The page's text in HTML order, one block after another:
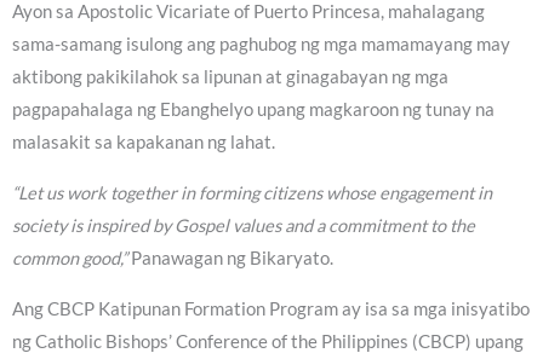
Ayon sa Apostolic Vicariate of Puerto Princesa, mahalagang
sama-samang isulong ang paghubog ng mga mamamayang may
aktibong pakikilahok sa lipunan at ginagabayan ng mga
pagpapahalaga ng Ebanghelyo upang magkaroon ng tunay na
malasakit sa kapakanan ng lahat.
“Let us work together in forming citizens whose engagement in
society is inspired by Gospel values and a commitment to the
common good,”Panawagan ng Bikaryato.
Ang CBCP Katipunan Formation Program ay isa sa mga inisyatibo
ng Catholic Bishops’ Conference of the Philippines (CBCP) upang